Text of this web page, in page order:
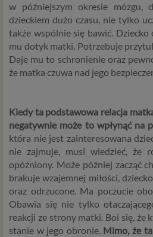
w późniejszym okresie mózgu,
dzieckiem dużo czasu, nie tylko
także wspólnie się bawić. Dziecko
mu dotyk matki. Potrzebuje
Daje mu to schronienie oraz
że matka czuwa nad jego
Kiedy ta podstawowa relacja
negatywnie może to wpłynąć na
która nie jest zainteresowana
nie zajmuje, musi wiedzieć, że
opóźniony. Może później zacząć
brakuje wzajemnej miłości,
oraz odrzucone. Ma poczucie
Obawia się nie tylko
reakcji ze strony matki. Boi się, że
stanie w jego obronie. Mimo, że